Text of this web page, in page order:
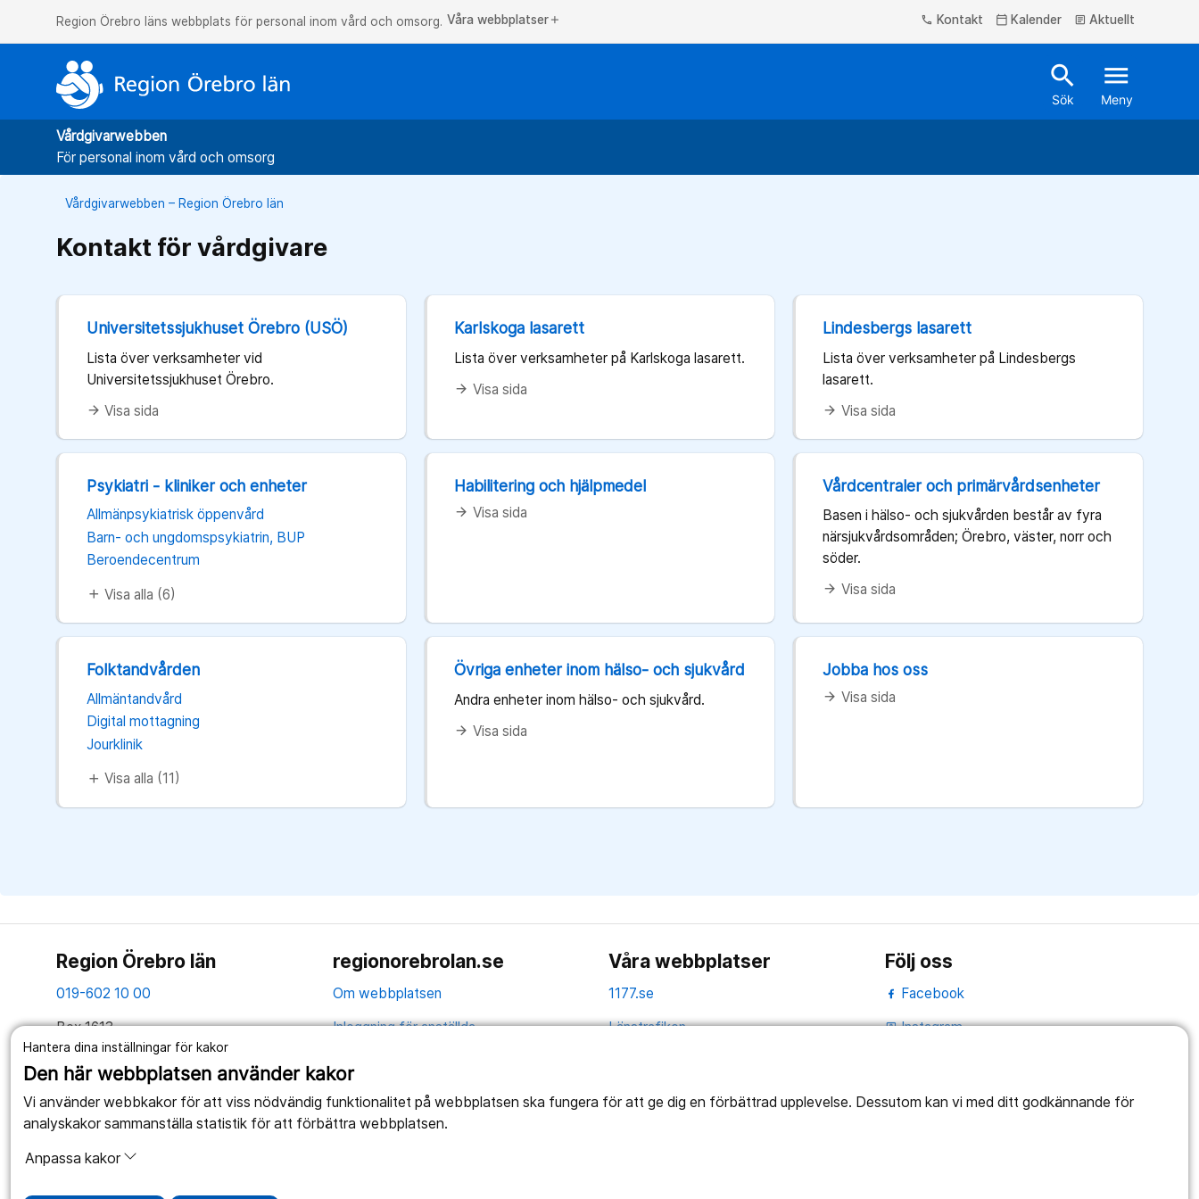
Hantera dina inställningar för kakor
Den här webbplatsen använder kakor
Vi använder webbkakor för att viss nödvändig funktionalitet på webbplatsen ska fungera för att ge dig en förbättrad upplevelse. Dessutom kan vi med ditt godkännande för
analyskakor sammanställa statistik för att förbättra webbplatsen.
Anpassa kakor
Region Örebro läns webbplats för personal inom vård och omsorg. Våra webbplatser add phone Kontakt calendar_today Kalender article Aktuellt
search
Sök
menu
Meny
Vårdgivarwebben
För personal inom vård och omsorg
Vårdgivarwebben – Region Örebro län
Kontakt för vårdgivare
Universitetssjukhuset Örebro (USÖ)
Lista över verksamheter vid
Universitetssjukhuset Örebro.
arrow_forward Visa sida
Karlskoga lasarett
Lista över verksamheter på Karlskoga lasarett.
arrow_forward Visa sida
Lindesbergs lasarett
Lista över verksamheter på Lindesbergs
lasarett.
arrow_forward Visa sida
Psykiatri - kliniker och enheter
Allmänpsykiatrisk öppenvård
Barn- och ungdomspsykiatrin, BUP
Beroendecentrum
add Visa alla (6)
Habilitering och hjälpmedel
arrow_forward Visa sida
Vårdcentraler och primärvårdsenheter
Basen i hälso- och sjukvården består av fyra
närsjukvårdsområden; Örebro, väster, norr och
söder.
arrow_forward Visa sida
Folktandvården
Allmäntandvård
Digital mottagning
Jourklinik
add Visa alla (11)
Övriga enheter inom hälso- och sjukvård
Andra enheter inom hälso- och sjukvård.
arrow_forward Visa sida
Jobba hos oss
arrow_forward Visa sida
Region Örebro län
019-602 10 00
Box 1613
701 16 Örebro
Tillsammans skapar vi ett bättre liv
regionorebrolan.se
Om webbplatsen
Inloggning för anställda
Webbplatsens tillgänglighet
Våra webbplatser
1177.se
Länstrafiken
Följ oss
Facebook
portraitInstagram